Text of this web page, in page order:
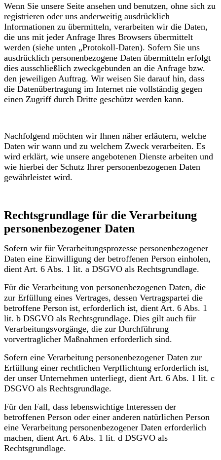
Wenn Sie unsere Seite ansehen und benutzen, ohne sich zu
registrieren oder uns anderweitig ausdrücklich
Informationen zu übermitteln, verarbeiten wir die Daten,
die uns mit jeder Anfrage Ihres Browsers übermittelt
werden (siehe unten „Protokoll-Daten). Sofern Sie uns
ausdrücklich personenbezogene Daten übermitteln erfolgt
dies ausschließlich zweckgebunden an die Anfrage bzw.
den jeweiligen Auftrag. Wir weisen Sie darauf hin, dass
die Datenübertragung im Internet nie vollständig gegen
einen Zugriff durch Dritte geschützt werden kann.
Nachfolgend möchten wir Ihnen näher erläutern, welche
Daten wir wann und zu welchem Zweck verarbeiten. Es
wird erklärt, wie unsere angebotenen Dienste arbeiten und
wie hierbei der Schutz Ihrer personenbezogenen Daten
gewährleistet wird.
Rechtsgrundlage für die Verarbeitung
personenbezogener Daten
Sofern wir für Verarbeitungsprozesse personenbezogener
Daten eine Einwilligung der betroffenen Person einholen,
dient Art. 6 Abs. 1 lit. a DSGVO als Rechtsgrundlage.
Für die Verarbeitung von personenbezogenen Daten, die
zur Erfüllung eines Vertrages, dessen Vertragspartei die
betroffene Person ist, erforderlich ist, dient Art. 6 Abs. 1
lit. b DSGVO als Rechtsgrundlage. Dies gilt auch für
Verarbeitungsvorgänge, die zur Durchführung
vorvertraglicher Maßnahmen erforderlich sind.
Sofern eine Verarbeitung personenbezogener Daten zur
Erfüllung einer rechtlichen Verpflichtung erforderlich ist,
der unser Unternehmen unterliegt, dient Art. 6 Abs. 1 lit. c
DSGVO als Rechtsgrundlage.
Für den Fall, dass lebenswichtige Interessen der
betroffenen Person oder einer anderen natürlichen Person
eine Verarbeitung personenbezogener Daten erforderlich
machen, dient Art. 6 Abs. 1 lit. d DSGVO als
Rechtsgrundlage.